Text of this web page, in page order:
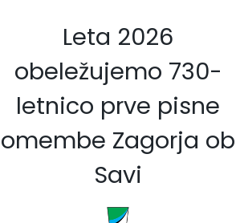
Leta 2026
obeležujemo 730-
letnico prve pisne
omembe Zagorja ob
Savi